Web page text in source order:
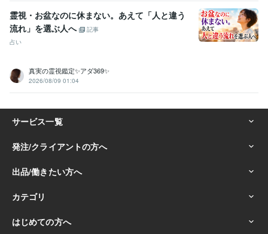
霊視・お盆なのに休まない。あえて「人と違う
流れ」を選ぶ人へ
記事
占い
真実の霊視鑑定✨アダ369✨
2026/08/09 01:04